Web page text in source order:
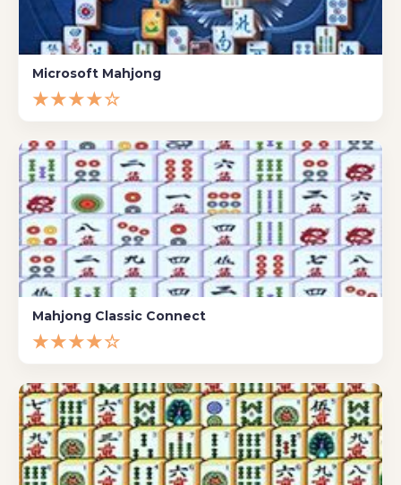
Microsoft Mahjong
★★★★☆
Mahjong Classic Connect
★★★★☆